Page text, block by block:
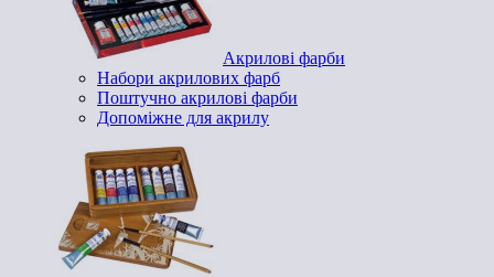
Акрилові фарби
Набори акрилових фарб
Поштучно акрилові фарби
Допоміжне для акрилу